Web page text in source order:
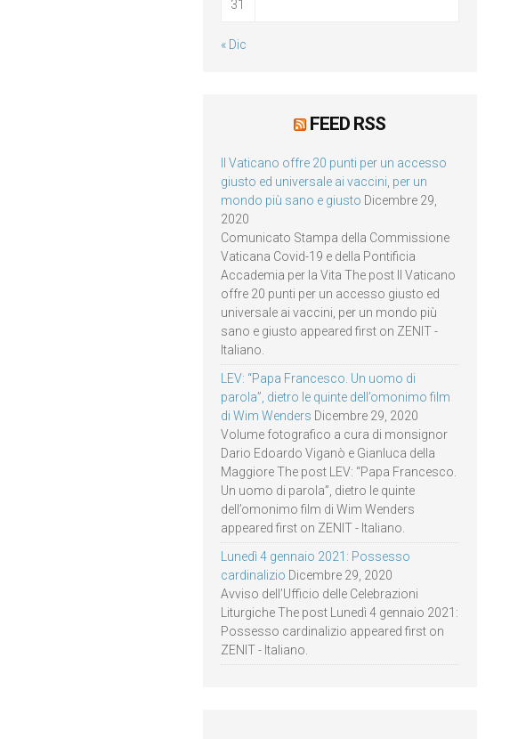
31
« Dic
FEED RSS
Il Vaticano offre 20 punti per un accesso
giusto ed universale ai vaccini, per un
mondo più sano e giusto Dicembre 29,
2020
Comunicato Stampa della Commissione
Vaticana Covid-19 e della Pontificia
Accademia per la Vita The post Il Vaticano
offre 20 punti per un accesso giusto ed
universale ai vaccini, per un mondo più
sano e giusto appeared first on ZENIT -
Italiano.
LEV: “Papa Francesco. Un uomo di
parola”, dietro le quinte dell’omonimo film
di Wim Wenders Dicembre 29, 2020
Volume fotografico a cura di monsignor
Dario Edoardo Viganò e Gianluca della
Maggiore The post LEV: “Papa Francesco.
Un uomo di parola”, dietro le quinte
dell’omonimo film di Wim Wenders
appeared first on ZENIT - Italiano.
Lunedì 4 gennaio 2021: Possesso
cardinalizio Dicembre 29, 2020
Avviso dell’Ufficio delle Celebrazioni
Liturgiche The post Lunedì 4 gennaio 2021:
Possesso cardinalizio appeared first on
ZENIT - Italiano.